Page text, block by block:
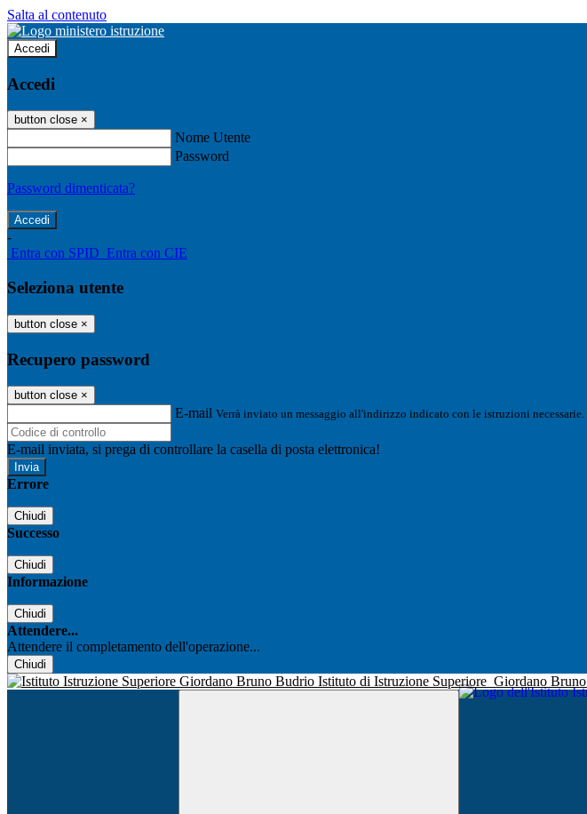
Salta al contenuto
Accedi
Accedi
button close ×
Nome Utente
Password
Password dimenticata?
-
Entra con SPID Entra con CIE
Seleziona utente
button close ×
Recupero password
button close ×
E-mail Verrà inviato un messaggio all'indirizzo indicato con le istruzioni necessarie.
E-mail inviata, si prega di controllare la casella di posta elettronica!
Errore
Chiudi
Successo
Chiudi
Informazione
Chiudi
Attendere...
Attendere il completamento dell'operazione...
Chiudi
Istituto di Istruzione Superiore Giordano Bruno